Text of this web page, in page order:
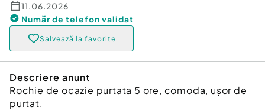
11.06.2026
Număr de telefon validat
Salvează la favorite
Descriere anunt
Rochie de ocazie purtata 5 ore, comoda, ușor de
purtat.